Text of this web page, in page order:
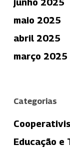
maio 2025
abril 2025
março 2025
Categorias
Educação e